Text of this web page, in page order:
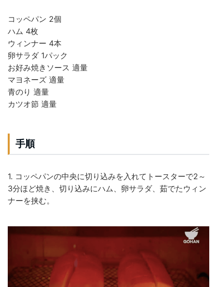
コッペパン 2個
ハム 4枚
ウィンナー 4本
卵サラダ 1パック
お好み焼きソース 適量
マヨネーズ 適量
青のり 適量
カツオ節 適量
手順
1. コッペパンの中央に切り込みを入れてトースターで2～
3分ほど焼き、切り込みにハム、卵サラダ、茹でたウィン
ナーを挟む。